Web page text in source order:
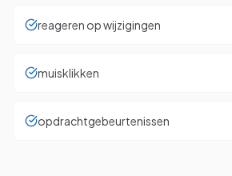
reageren op wijzigingen
muisklikken
opdrachtgebeurtenissen